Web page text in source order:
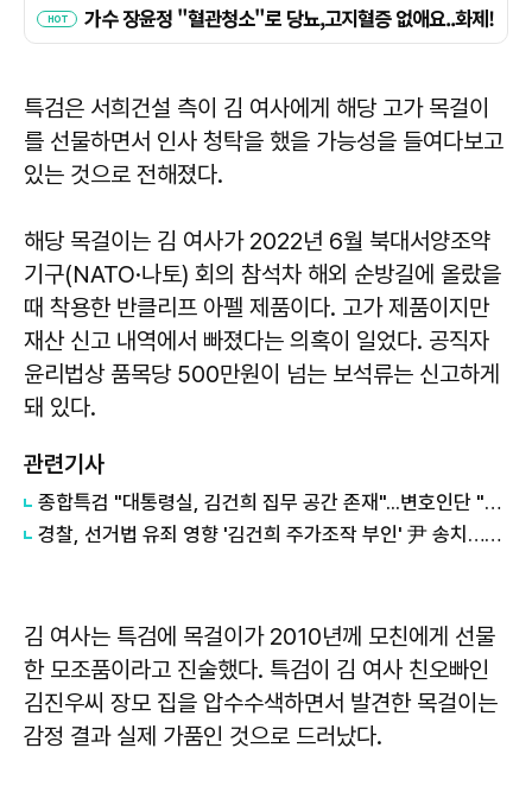
특검은 서희건설 측이 김 여사에게 해당 고가 목걸이
를 선물하면서 인사 청탁을 했을 가능성을 들여다보고
있는 것으로 전해졌다.
해당 목걸이는 김 여사가 2022년 6월 북대서양조약
기구(NATO·나토) 회의 참석차 해외 순방길에 올랐을
때 착용한 반클리프 아펠 제품이다. 고가 제품이지만
재산 신고 내역에서 빠졌다는 의혹이 일었다. 공직자
윤리법상 품목당 500만원이 넘는 보석류는 신고하게
돼 있다.
관련기사
종합특검 "대통령실, 김건희 집무 공간 존재"...변호인단 "사실왜곡 유감"
경찰, 선거법 유죄 영향 '김건희 주가조작 부인' 尹 송치…檢 판단 주목
김 여사는 특검에 목걸이가 2010년께 모친에게 선물
한 모조품이라고 진술했다. 특검이 김 여사 친오빠인
김진우씨 장모 집을 압수수색하면서 발견한 목걸이는
감정 결과 실제 가품인 것으로 드러났다.